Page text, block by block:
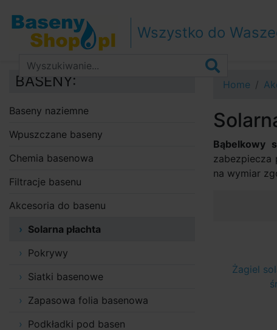
Przejdź do treści
Przejdź do paska bocznegoWszystko do
Home
Bąbelkowy
zabezpiecza
na wymiar
Żagiel
BASENY:
Baseny naziemne
Wpuszczane baseny
Chemia basenowa
Filtracje basenu
Akcesoria do basenu
Solarna płachta
Pokrywy
Siatki basenowe
Zapasowa folia basenowa
Podkładki pod basen